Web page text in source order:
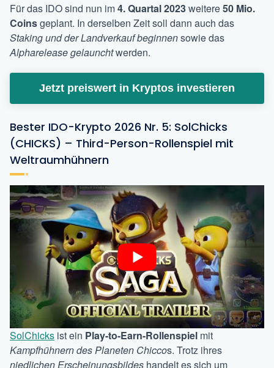
Für das IDO sind nun im4. Quartal 2023weitere50 Mio.
Coinsgeplant. In derselben Zeit soll dann auch das
Staking und der Landverkauf beginnensowie das
Alpharelease gelaunchtwerden.
Jetzt preiswert in Kryptos investieren
Bester IDO-Krypto 2026 Nr. 5: SolChicks
(CHICKS) – Third-Person-Rollenspiel mit
Weltraumhühnern
SolChicks ist ein Play-to-Earn-Rollenspiel mit
Kampfhühnern des Planeten Chiccos. Trotz ihres
niedlichen Erscheinungsbildes handelt es sich um